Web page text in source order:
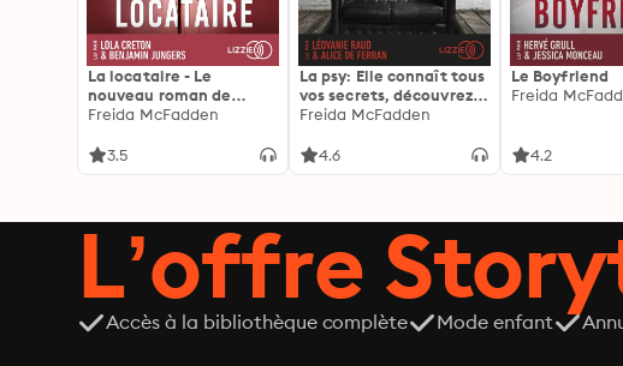
La locataire - Le
nouveau roman de
l'autrice de La femme
Freida McFadden
3.5
La psy: Elle connaît tous
vos secrets, découvrez
les siens ...
Freida McFadden
4.6
Le Boyfriend
Freida
4.2
L’offre
Accès à la bibliothèque complète Mode enfant